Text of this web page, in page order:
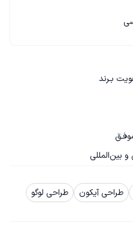
طراحی آیکون
طراحی لوگو